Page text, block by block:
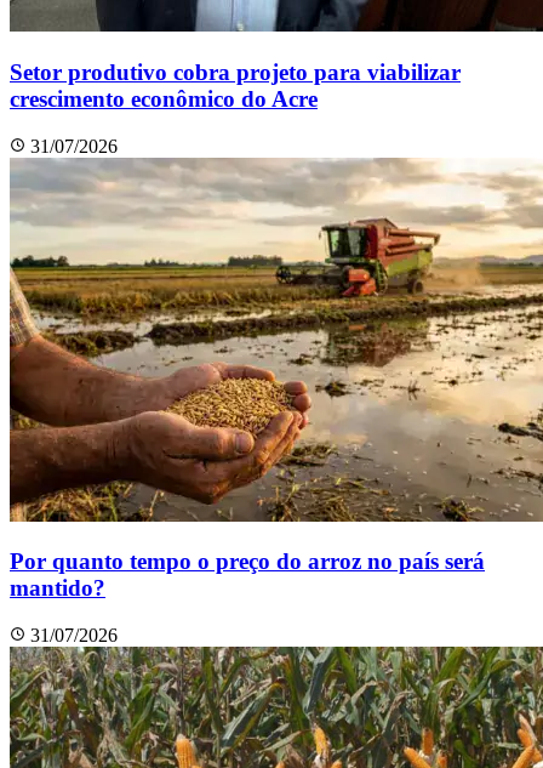
Setor produtivo cobra projeto para viabilizar
crescimento econômico do Acre
31/07/2026
Por quanto tempo o preço do arroz no país será
mantido?
31/07/2026